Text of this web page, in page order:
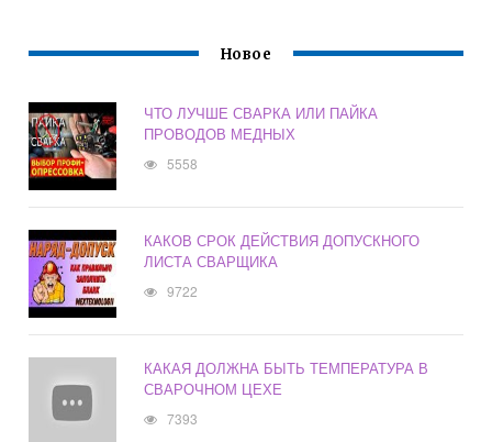
Новое
ЧТО ЛУЧШЕ СВАРКА ИЛИ ПАЙКА
ПРОВОДОВ МЕДНЫХ
5558
КАКОВ СРОК ДЕЙСТВИЯ ДОПУСКНОГО
ЛИСТА СВАРЩИКА
9722
КАКАЯ ДОЛЖНА БЫТЬ ТЕМПЕРАТУРА В
СВАРОЧНОМ ЦЕХЕ
7393